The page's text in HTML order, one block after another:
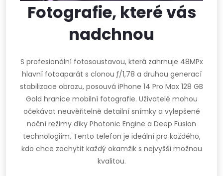
Fotografie, které vás
nadchnou
S profesionální fotosoustavou, která zahrnuje 48MPx
hlavní fotoaparát s clonou ƒ/1,78 a druhou generací
stabilizace obrazu, posouvá iPhone 14 Pro Max 128 GB
Gold hranice mobilní fotografie. Uživatelé mohou
očekávat neuvěřitelně detailní snímky a vylepšené
noční režimy díky Photonic Engine a Deep Fusion
technologiím. Tento telefon je ideální pro každého,
kdo chce zachytit každý okamžik s nejvyšší možnou
kvalitou.